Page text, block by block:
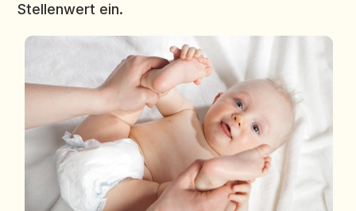
Stellenwert ein.